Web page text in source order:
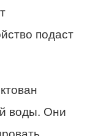
подаст
воды. Они